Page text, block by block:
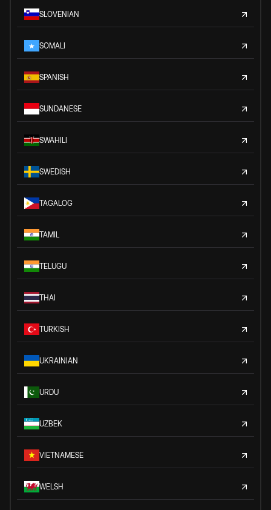
SLOVENIAN
SOMALI
SPANISH
SUNDANESE
SWAHILI
SWEDISH
TAGALOG
TAMIL
TELUGU
THAI
TURKISH
UKRAINIAN
URDU
UZBEK
VIETNAMESE
WELSH